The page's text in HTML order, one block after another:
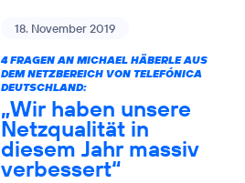
18. November 2019
4 FRAGEN AN MICHAEL HÄBERLE AUS
DEM NETZBEREICH VON TELEFÓNICA
DEUTSCHLAND:
„Wir haben unsere
Netzqualität in
diesem Jahr massiv
verbessert“